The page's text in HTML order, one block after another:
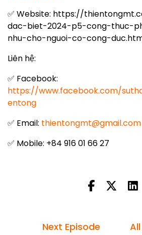
✅ Website: https://
dac-biet-2024-p5-cong-thuc-
nhu-cho-nguoi-co-cong-
Liên hệ:
✅ Facebook:
https://www.facebook.com/
entong
✅ Email: thientongmt@gmail.com
✅ Mobile: +84 916 01 66 27
Next Episode